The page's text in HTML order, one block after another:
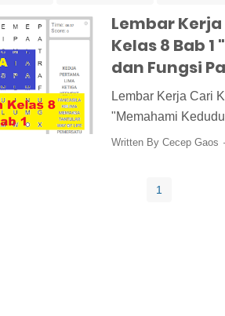
Media Pembelajaran Pancasila
Lembar Kerja
Kelas 8 Bab
dan Fungsi
Lembar Kerja Cari
"Memahami
Written By Cecep Gaos
1